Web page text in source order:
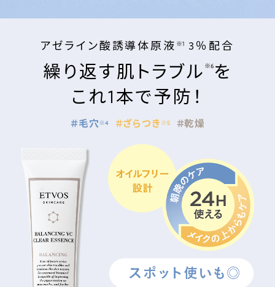
アゼライン酸誘導体原液 ※1 3％配合
繰り返す肌トラブル ※6を
これ1本で予防！
＃毛穴※4 ＃ざらつき ※5 ＃乾燥